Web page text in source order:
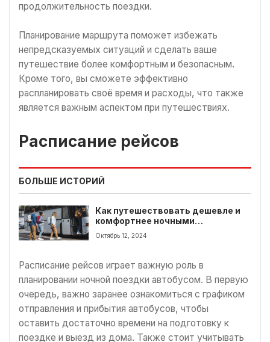
продолжительность поездки.
Планирование маршрута поможет избежать
непредсказуемых ситуаций и сделать ваше
путешествие более комфортным и безопасным.
Кроме того, вы сможете эффективно
распланировать своё время и расходы, что также
является важным аспектом при путешествиях.
Расписание рейсов
БОЛЬШЕ ИСТОРИЙ
Как путешествовать дешевле и
комфортнее ночными
автобусными рейсами
Октябрь 12, 2024
Расписание рейсов играет важную роль в
планировании ночной поездки автобусом. В первую
очередь, важно заранее ознакомиться с графиком
отправления и прибытия автобусов, чтобы
оставить достаточно времени на подготовку к
поездке и выезд из дома. Также стоит учитывать